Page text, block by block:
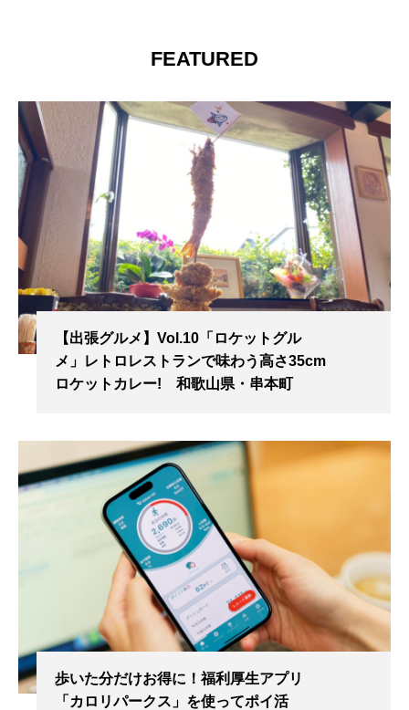
FEATURED
【出張グルメ】Vol.10「ロケットグル
メ」レトロレストランで味わう高さ35cm
ロケットカレー! 和歌山県・串本町
歩いた分だけお得に！福利厚生アプリ
「カロリパークス」を使ってポイ活